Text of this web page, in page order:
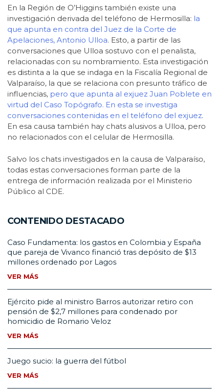
En la Región de O’Higgins también existe una
investigación derivada del teléfono de Hermosilla: la
que apunta en contra del Juez de la Corte de
Apelaciones, Antonio Ulloa. Esto, a partir de las
conversaciones que Ulloa sostuvo con el penalista,
relacionadas con su nombramiento. Esta investigación
es distinta a la que se indaga en la Fiscalía Regional de
Valparaíso, la que se relaciona con presunto tráfico de
influencias, pero que apunta al exjuez Juan Poblete en
virtud del Caso Topógrafo. En esta se investiga
conversaciones contenidas en el teléfono del exjuez.
En esa causa también hay chats alusivos a Ulloa, pero
no relacionados con el celular de Hermosilla.
Salvo los chats investigados en la causa de Valparaíso,
todas estas conversaciones forman parte de la
entrega de información realizada por el Ministerio
Público al CDE.
CONTENIDO DESTACADO
Caso Fundamenta: los gastos en Colombia y España
que pareja de Vivanco financió tras depósito de $13
millones ordenado por Lagos
VER MÁS
Ejército pide al ministro Barros autorizar retiro con
pensión de $2,7 millones para condenado por
homicidio de Romario Veloz
VER MÁS
Juego sucio: la guerra del fútbol
VER MÁS